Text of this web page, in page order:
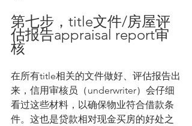
第七步，title文件/房屋评
估报告appraisal report审
核
在所有title相关的文件做好、评估报告出
来，信用审核员（underwriter）会仔细
看过这些材料，以确保物业符合借款条
件。这也是贷款相对现金买房的好处之